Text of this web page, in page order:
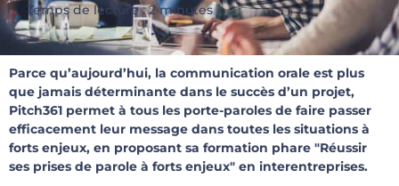
Temps de lecture : 2 minutes
Parce qu’aujourd’hui, la communication orale est plus
que jamais déterminante dans le succès d’un projet,
Pitch361 permet à tous les porte-paroles de faire passer
efficacement leur message dans toutes les situations à
forts enjeux, en proposant sa formation phare "Réussir
ses prises de parole à forts enjeux" en interentreprises.